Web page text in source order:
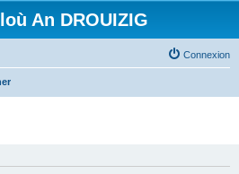
An DROUIZIG
Connexion